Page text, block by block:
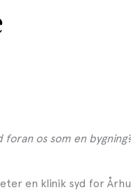
os som en
en klinik syd for